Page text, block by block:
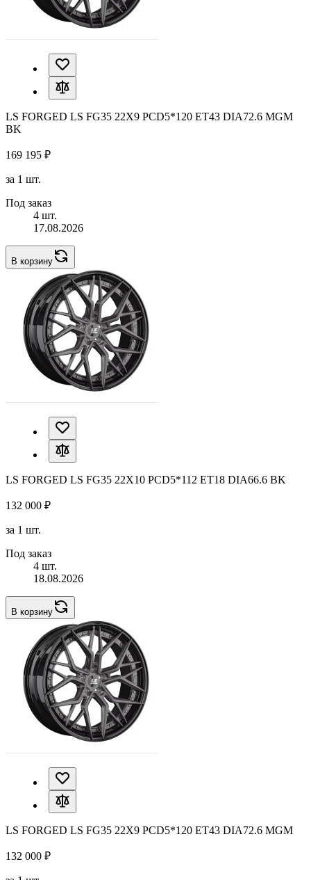
LS FORGED LS FG35 22X9 PCD5*120 ET43 DIA72.6 MGM
BK
169 195 ₽
за 1 шт.
Под заказ
4 шт.
17.08.2026
В корзину
LS FORGED LS FG35 22X10 PCD5*112 ET18 DIA66.6 BK
132 000 ₽
за 1 шт.
Под заказ
4 шт.
18.08.2026
В корзину
LS FORGED LS FG35 22X9 PCD5*120 ET43 DIA72.6 MGM
132 000 ₽